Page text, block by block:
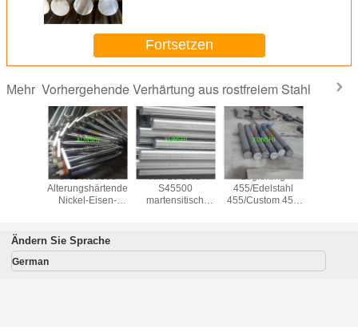
Fortsetzen
Mehr Vorhergehende Verhärtung aus rostfreiem Stahl
UNS N19903
Alterungshärtende
Nickel-Eisen-
XM-16 UNS
S45500
martensitisch
Legierung
455/Edelstahl
455/Custom 455
Ändern Sie Sprache
German